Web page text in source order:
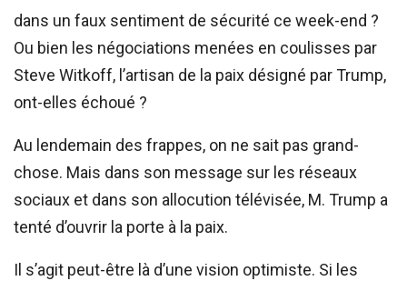
dans un faux sentiment de sécurité ce week-end ?
Ou bien les négociations menées en coulisses par
Steve Witkoff, l’artisan de la paix désigné par Trump,
ont-elles échoué ?
Au lendemain des frappes, on ne sait pas grand-
chose. Mais dans son message sur les réseaux
sociaux et dans son allocution télévisée, M. Trump a
tenté d’ouvrir la porte à la paix.
Il s’agit peut-être là d’une vision optimiste. Si les